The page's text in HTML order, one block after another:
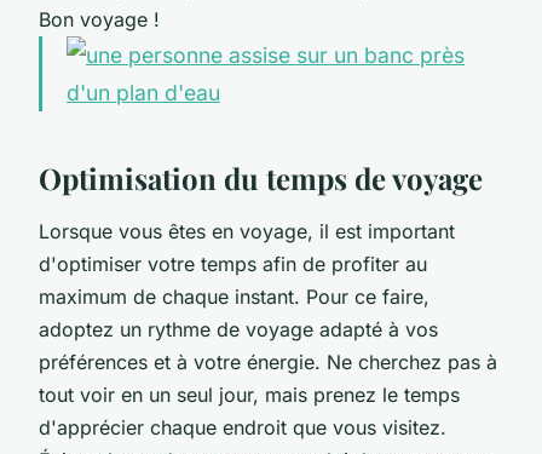
Bon voyage !
Optimisation du temps de voyage
Lorsque vous êtes en voyage, il est important
d'optimiser votre temps afin de profiter au
maximum de chaque instant. Pour ce faire,
adoptez un rythme de voyage adapté à vos
préférences et à votre énergie. Ne cherchez pas à
tout voir en un seul jour, mais prenez le temps
d'apprécier chaque endroit que vous visitez.